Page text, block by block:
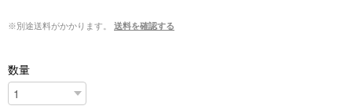
※別途送料がかかります。 送料を確認する
数量